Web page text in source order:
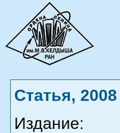
Статья, 2008
Издание: